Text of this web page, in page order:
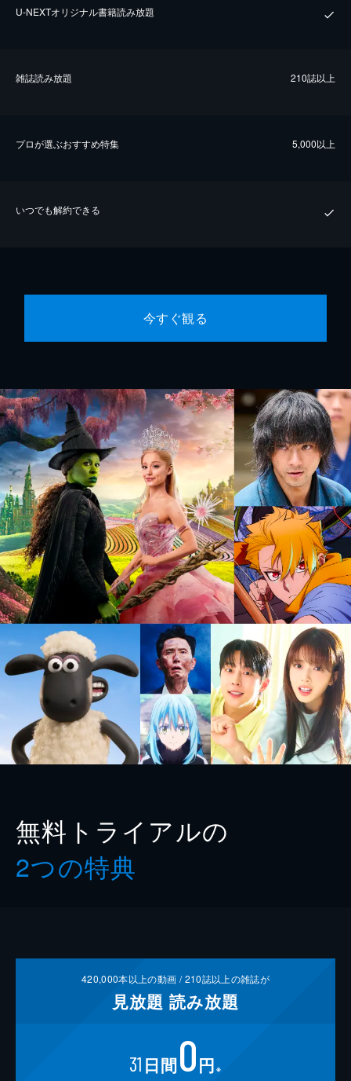
U-NEXTオリジナル書籍読み放題
雑誌読み放題 210誌以上
プロが選ぶおすすめ特集 5,000以上
いつでも解約できる
今すぐ観る
無料トライアルの
2つの特典
420,000本以上の動画 /210誌以上の雑誌が
見放題 読み放題
31 日間0円 ※